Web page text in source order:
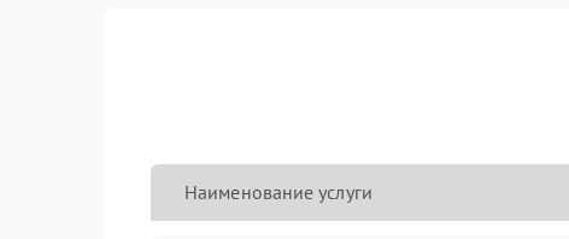
Наименование услуги